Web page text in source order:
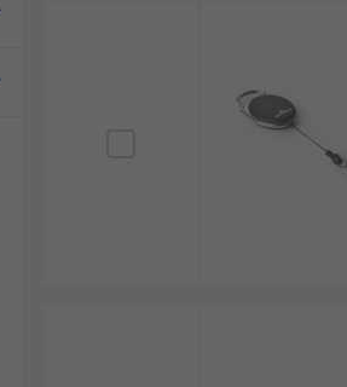
an die in den Detailangeben